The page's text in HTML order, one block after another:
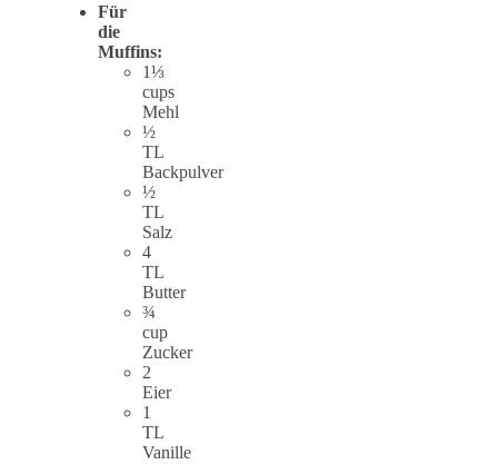
Für
die
Muffins:
1⅓
cups
Mehl
½
TL
Backpulver
½
TL
Salz
4
TL
Butter
¾
cup
Zucker
2
Eier
1
TL
Vanille